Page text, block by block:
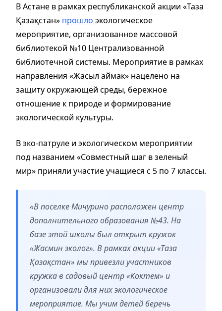
В Астане в рамках республиканской акции «Таза
Қазақстан» прошло экологическое
мероприятие, организованное массовой
библиотекой №10 Централизованной
библиотечной системы. Мероприятие в рамках
направления «Жасыл аймак» нацелено на
защиту окружающей среды, бережное
отношение к природе и формирование
экологической культуры.
В эко-патруле и экологическом мероприятии
под названием «Совместный шаг в зеленый
мир» приняли участие учащиеся с 5 по 7 классы.
«В поселке Мичурино расположен центр
дополнительного образования №43. На
базе этой школы был открыт кружок
«Жасмин эколог». В рамках акции «Таза
Қазақстан» мы привезли участников
кружка в садовый центр «Коктем» и
организовали для них экологическое
мероприятие. Мы учим детей беречь